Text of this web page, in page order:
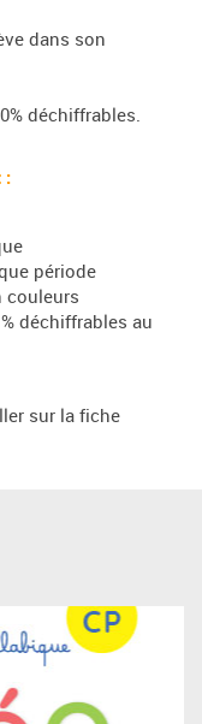
dans son
déchiffrables.
:
période
couleurs
déchiffrables au
sur la fiche